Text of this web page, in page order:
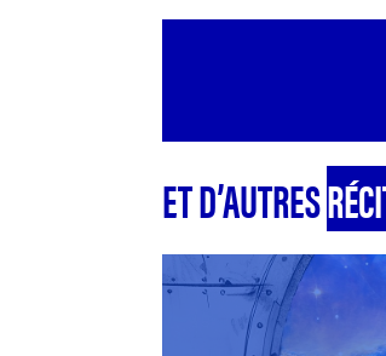
ET D’AUTRES